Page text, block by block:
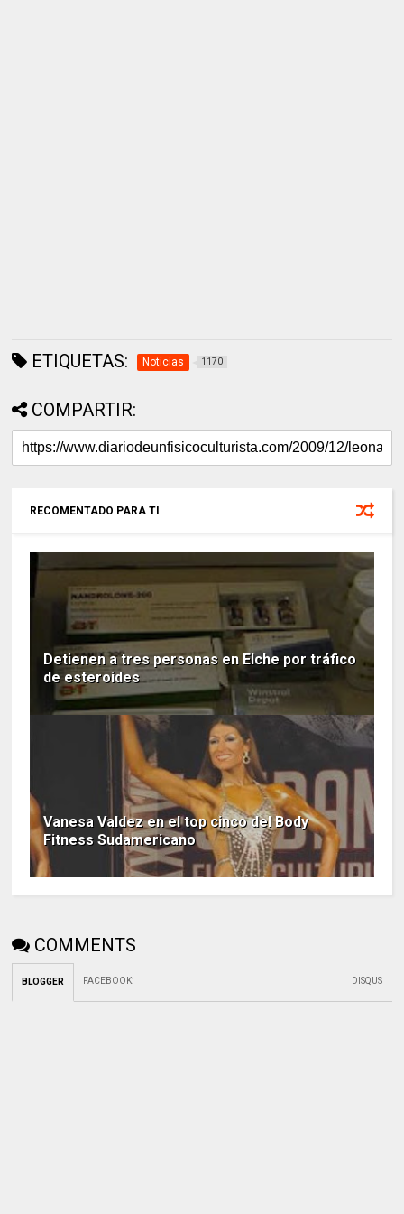
ETIQUETAS: Noticias 1170
COMPARTIR:
RECOMENTADO PARA TI
Detienen a tres personas en Elche por tráfico
de esteroides
Vanesa Valdez en el top cinco del Body
Fitness Sudamericano
COMMENTS
BLOGGER FACEBOOK: DISQUS